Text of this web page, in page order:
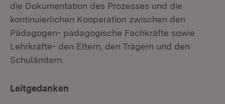
die Dokumentation des Prozesses und die
kontinuierlichen Kooperation zwischen den
Pädagogen- pädagogische Fachkräfte sowie
Lehrkräfte- den Eltern, den Trägern und den
Schulämtern.
Leitgedanken